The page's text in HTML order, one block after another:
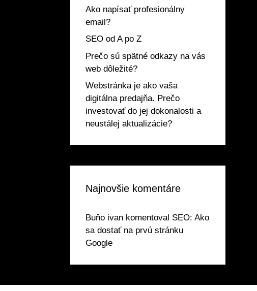
Ako napísať profesionálny
email?
SEO od A po Z
Prečo sú spätné odkazy na vás
web dôležité?
Webstránka je ako vaša
digitálna predajňa. Prečo
investovať do jej dokonalosti a
neustálej aktualizácie?
Najnovšie komentáre
Buňo ivan komentoval SEO: Ako
sa dostať na prvú stránku
Google